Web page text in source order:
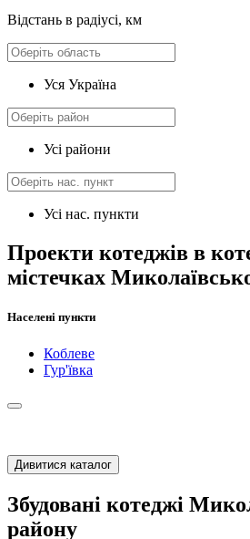
Відстань в радіусі, км
Уся Україна
Усі райони
Усі нас. пункти
Проекти котеджів в
містечках
Населені пункти
Коблеве
Гур'ївка
Дивитися каталог
Збудовані котеджі
району